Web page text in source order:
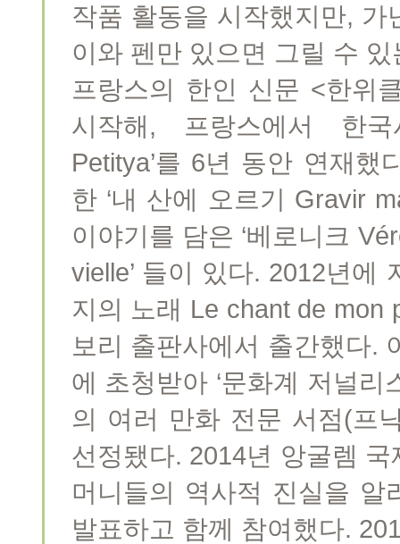
작품 활동을 시작했지만,
이와 펜만 있으면 그릴 수
프랑스의 한인 신문 <한위
시작해, 프랑스에서 한
Petitya’를 6년 동안 연재
한 ‘내 산에 오르기 Gravir
이야기를 담은 ‘베로니크
vielle’ 들이 있다. 2012년에
지의 노래 Le chant de mon
보리 출판사에서 출간했다.
에 초청받아 ‘문화계 저널
의 여러 만화 전문 서점(프
선정됐다. 2014년 앙굴렘
머니들의 역사적 진실을
발표하고 함께 참여했다.